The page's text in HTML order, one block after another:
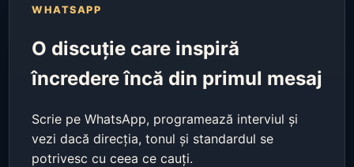
WHATSAPP
O discuție care inspiră
încredere încă din primul mesaj
Scrie pe WhatsApp, programează interviul și
vezi dacă direcția, tonul și standardul se
potrivesc cu ceea ce cauți.